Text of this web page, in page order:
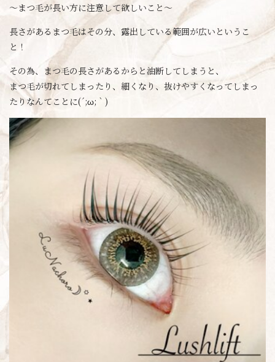
～まつ毛が長い方に注意して欲しいこと～
長さがあるまつ毛はその分、露出している範囲が広いというこ
と！
その為、まつ毛の長さがあるからと油断してしまうと、
まつ毛が切れてしまったり、細くなり、抜けやすくなってしまっ
たりなんてことに(´;ω;｀)